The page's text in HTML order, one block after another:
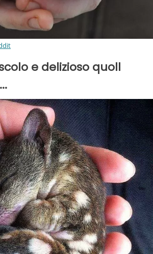
e delizioso quoll